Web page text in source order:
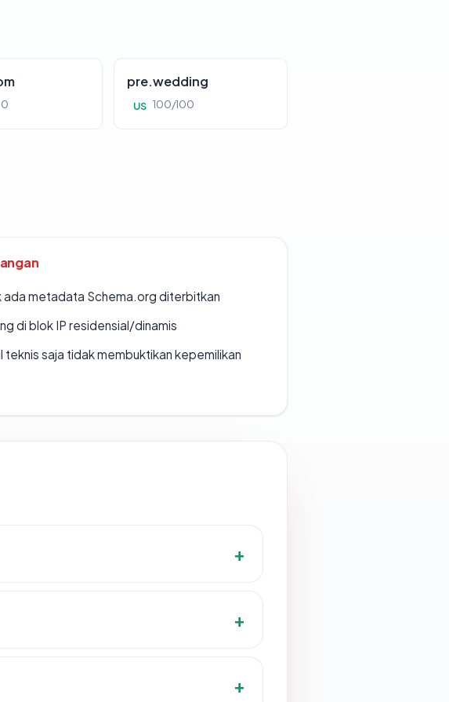
pre.wedding
US 100/100
ada metadata Schema.org diterbitkan
di blok IP residensial/dinamis
teknis saja tidak membuktikan kepemilikan